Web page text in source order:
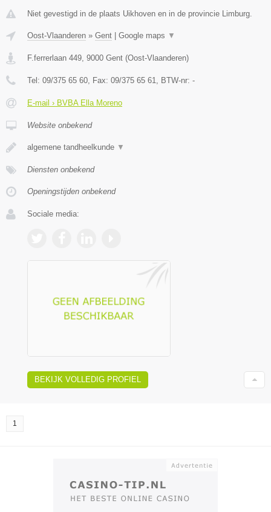
Niet gevestigd in de plaats Uikhoven en in de provincie Limburg.
Oost-Vlaanderen » Gent Google maps ▼
F.ferrerlaan 449, 9000 Gent (Oost-Vlaanderen)
Tel: 09/375 65 60, Fax: 09/375 65 61, BTW-nr: -
E-mail › BVBA Ella Moreno
Website onbekend
algemene tandheelkunde ▼
Diensten onbekend
Openingstijden onbekend
Sociale media:
BEKIJK VOLLEDIG PROFIEL
1